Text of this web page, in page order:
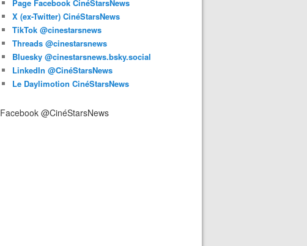
Page Facebook CinéStarsNews
X (ex-Twitter) CinéStarsNews
TikTok @cinestarsnews
Threads @cinestarsnews
Bluesky @cinestarsnews.bsky.social‬
LinkedIn @CinéStarsNews
Le Daylimotion CinéStarsNews
Facebook @CinéStarsNews